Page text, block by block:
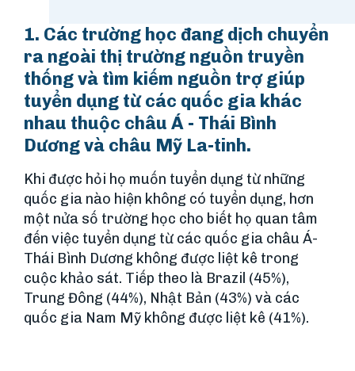
1. Các trường học đang dịch chuyển
ra ngoài thị trường nguồn truyền
thống và tìm kiếm nguồn trợ giúp
tuyển dụng từ các quốc gia khác
nhau thuộc châu Á - Thái Bình
Dương và châu Mỹ La-tinh.
Khi được hỏi họ muốn tuyển dụng từ những
quốc gia nào hiện không có tuyển dụng, hơn
một nửa số trường học cho biết họ quan tâm
đến việc tuyển dụng từ các quốc gia châu Á-
Thái Bình Dương không được liệt kê trong
cuộc khảo sát. Tiếp theo là Brazil (45%),
Trung Đông (44%), Nhật Bản (43%) và các
quốc gia Nam Mỹ không được liệt kê (41%).